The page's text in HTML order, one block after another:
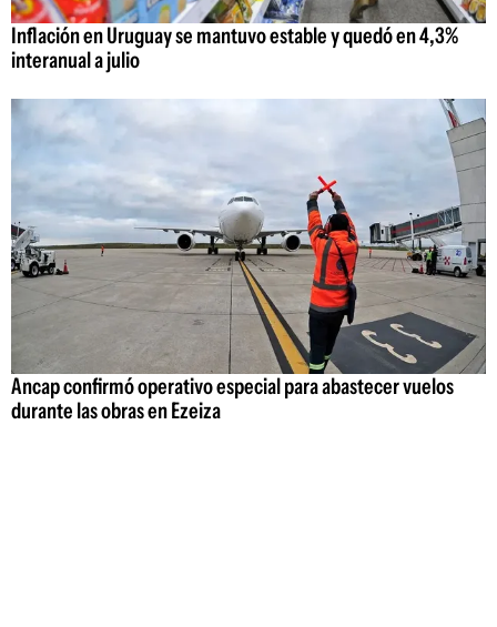
Inflación en Uruguay se mantuvo estable y quedó en 4,3%
interanual a julio
Ancap confirmó operativo especial para abastecer vuelos
durante las obras en Ezeiza